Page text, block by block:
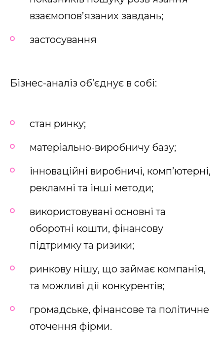
взаємопов’язаних завдань;
застосування
Бізнес-аналіз об’єднує в собі:
стан ринку;
матеріально-виробничу базу;
інноваційні виробничі, комп’ютерні,
рекламні та інші методи;
використовувані основні та
оборотні кошти, фінансову
підтримку та ризики;
ринкову нішу, що займає компанія,
та можливі дії конкурентів;
громадське, фінансове та політичне
оточення фірми.